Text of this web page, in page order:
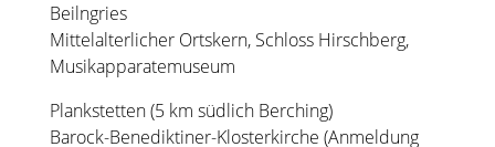
Beilngries
Mittelalterlicher Ortskern, Schloss Hirschberg,
Musikapparatemuseum
Plankstetten (5 km südlich Berching)
Barock-Benediktiner-Klosterkirche (Anmeldung